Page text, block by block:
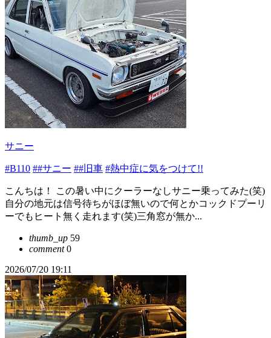
サニー
#B110 ##サニー ##旧車 #熱中症に気をつけて!!
こんちは！ この暑い中にクーラーなしサニー乗ってみた(笑)
自分の地元は信号待ちがほぼ無いので何とかコックドプーリ
ーでもヒート無く走れます(笑)三角窓が無か...
thumb_up 59
comment0
2026/07/20 19:11